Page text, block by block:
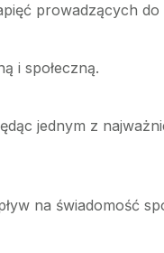
prowadzących
i społeczną.
jednym z
na świadomość